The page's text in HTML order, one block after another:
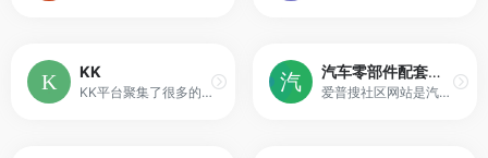
KK
KK平台聚集了很多的娱乐美女，每一个艺人的精彩活动，平台都会给予节目预告，让用户绝不错过任何精彩活动。当然KK平台的最大庆典就是KK年度盛典，这样的大型庆典千万不能错过哦！
汽车零部件配套采购/供应商
爱普搜社区网站是汽车配套行业的专业商务社区,爱普搜汽车社区提供:汽车零部件配套采购商机,汽车零部件配套供应商展示,采购商与供应商在线交流。